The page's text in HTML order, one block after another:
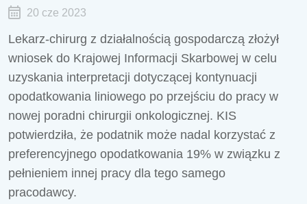
20 cze 2023
Lekarz-chirurg z działalnością gospodarczą złożył
wniosek do Krajowej Informacji Skarbowej w celu
uzyskania interpretacji dotyczącej kontynuacji
opodatkowania liniowego po przejściu do pracy w
nowej poradni chirurgii onkologicznej. KIS
potwierdziła, że podatnik może nadal korzystać z
preferencyjnego opodatkowania 19% w związku z
pełnieniem innej pracy dla tego samego
pracodawcy.